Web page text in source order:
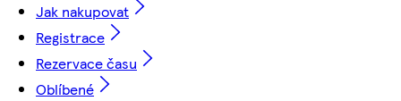
Jak nakupovat
Registrace
Rezervace času
Oblíbené